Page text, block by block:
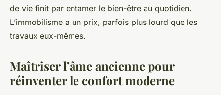
de vie finit par entamer le bien-être au quotidien.
L’immobilisme a un prix, parfois plus lourd que les
travaux eux-mêmes.
Maîtriser l’âme ancienne pour
réinventer le confort moderne